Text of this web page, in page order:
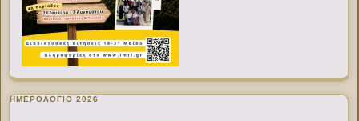
ΗΜΕΡΟΛΟΓΙΟ 2026